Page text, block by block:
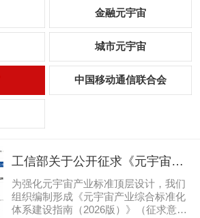
金融元宇宙
城市元宇宙
中国移动通信联合会
工信部关于公开征求《元宇宙产
业综合标准化体系建设指南
（2026版）》（征求意见稿）意
见的公示
为强化元宇宙产业标准顶层设计，我们
组织编制形成《元宇宙产业综合标准化
体系建设指南（2026版）》（征求意见